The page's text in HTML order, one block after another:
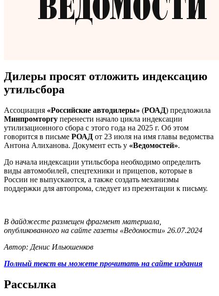
Дилеры просят отложить индексацию
утильсбора
Ассоциация «Российские автодилеры» (РОАД) предложила
Минпромторгу перенести начало цикла индексации
утилизационного сбора с этого года на 2025 г. Об этом
говорится в письме РОАД от 23 июля на имя главы ведомства
Антона Алиханова. Документ есть у «Ведомостей».
До начала индексации утильсбора необходимо определить
виды автомобилей, спецтехники и прицепов, которые в
России не выпускаются, а также создать механизмы
поддержки для автопрома, следует из презентации к письму.
В дайджесте размещен фрагмент материала,
опубликованного на сайте газеты «Ведомости» 26.07.2024
Автор: Денис Ильюшенков
Полный текст вы можете прочитать на сайте издания
Рассылка